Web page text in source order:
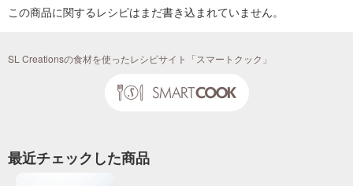
この商品に関するレシピはまだ書き込まれていません。
SL Creationsの食材を使ったレシピサイト「スマートクック」
最近チェックした商品